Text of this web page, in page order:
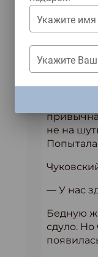
бились в
Из дома
Корнея
руками.
не на
— У нас
Бедную
сдуло.
Укажите имя
Укажите